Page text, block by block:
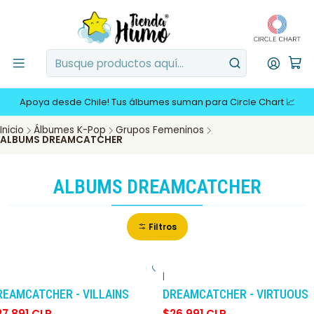
Apoya desde Chile! Tus álbumes suman para Circle Chart 📈
Inicio Álbumes K-Pop Grupos Femeninos
ALBUMS DREAMCATCHER
ALBUMS DREAMCATCHER
Filtros
- VILLAINS
|
DREAMCATCHER - VIRTUOUS